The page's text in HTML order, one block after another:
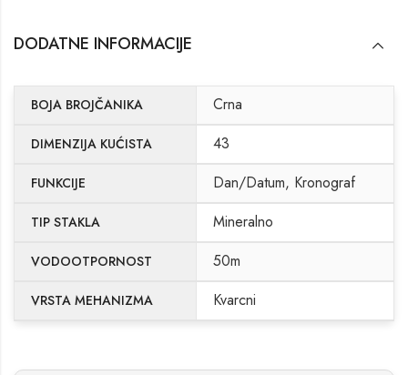
DODATNE INFORMACIJE
BOJA BROJČANIKA Crna
DIMENZIJA KUĆISTA 43
FUNKCIJE Dan/Datum, Kronograf
TIP STAKLA Mineralno
VODOOTPORNOST 50m
VRSTA MEHANIZMA Kvarcni